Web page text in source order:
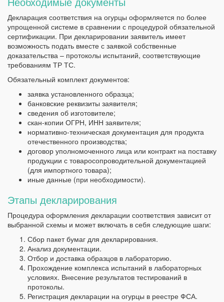
Декларация соответствия на огурцы оформляется по более
упрощенной системе в сравнении с процедурой обязательной
сертификации. При декларировании заявитель имеет
возможность подать вместе с заявкой собственные
доказательства – протоколы испытаний, соответствующие
требованиям ТР ТС.
Обязательный комплект документов:
заявка установленного образца;
банковские реквизиты заявителя;
сведения об изготовителе;
скан-копии ОГРН, ИНН заявителя;
нормативно-техническая документация для продукта
отечественного производства;
договор уполномоченного лица или контракт на поставку
продукции с товаросопроводительной документацией
(для импортного товара);
иные данные (при необходимости).
Этапы декларирования
Процедура оформления декларации соответствия зависит от
выбранной схемы и может включать в себя следующие шаги:
Сбор пакет бумаг для декларирования.
Анализ документации.
Отбор и доставка образцов в лабораторию.
Прохождение комплекса испытаний в лабораторных
условиях. Внесение результатов тестирований в
протоколы.
Регистрация декларации на огурцы в реестре ФСА.